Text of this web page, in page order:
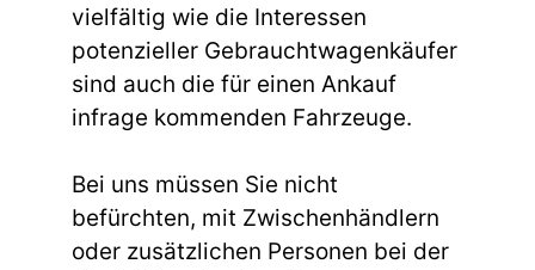
vielfältig wie die Interessen
potenzieller Gebrauchtwagenkäufer
sind auch die für einen Ankauf
infrage kommenden Fahrzeuge.
Bei uns müssen Sie nicht
befürchten, mit Zwischenhändlern
oder zusätzlichen Personen bei der